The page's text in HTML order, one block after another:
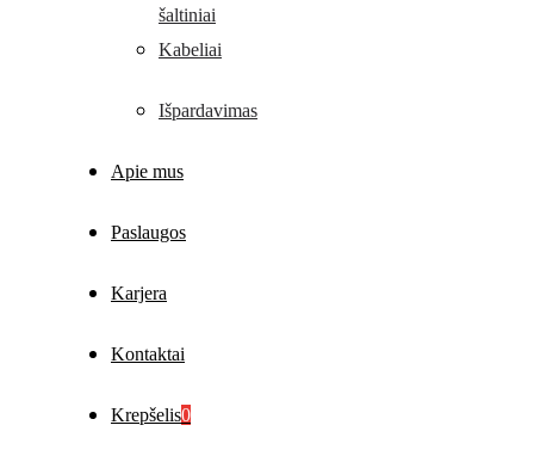
šaltiniai
Kabeliai
Išpardavimas
Apie mus
Paslaugos
Karjera
Kontaktai
Krepšelis0